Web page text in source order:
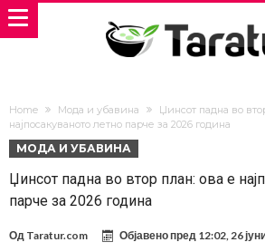
Home Мода и убавина
Џинсот падна во
најпосакуваното летно парче за 2026 година
МОДА И УБАВИНА
Џинсот падна во втор план: ова е
парче за 2026 година
Од Taratur.com Објавено пред 12:02, 26